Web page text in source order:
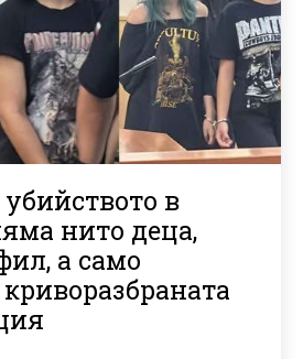
в
нито деца,
а само